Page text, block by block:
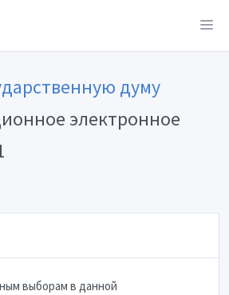
думу
электронное
выборам в данной